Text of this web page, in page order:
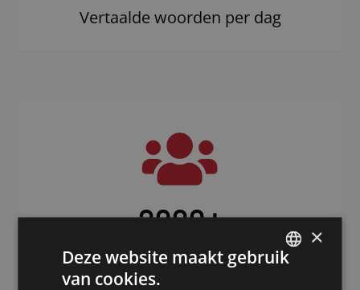
Vertaalde woorden per dag
3000+
Freelancers verspreid over de hele
wereld
×
Deze website maakt gebruik
van cookies.